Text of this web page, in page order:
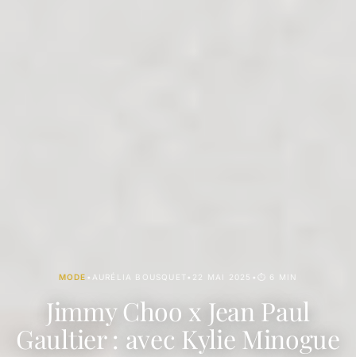
MODE • AURÉLIA BOUSQUET • 22 MAI 2025 • ⏱ 6 MIN
Jimmy Choo x Jean Paul
Gaultier : avec Kylie Minogue